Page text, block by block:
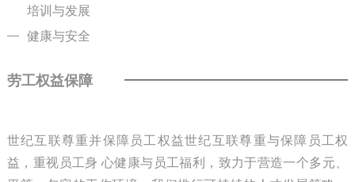
培训与发展
健康与安全
劳工权益保障
世纪互联尊重并保障员工权益世纪互联尊重与保障员工权
益，重视员工身 心健康与员工福利，致力于营造一个多元、